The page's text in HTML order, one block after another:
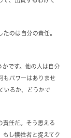
のは自分の責任。
かです。他の人は自分
もパワーはありませ
いるか、どうかで
責任だ。そう思える
もし犠牲者と捉えてク